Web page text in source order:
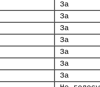
За
За
За
За
За
За
За